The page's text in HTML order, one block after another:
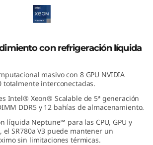
con refrigeración líquida
masivo con 8 GPU NVIDIA
totalmente interconectadas.
Intel® Xeon® Scalable de 5ª generación
DDR5 y 12 bahías de almacenamiento.
líquida Neptune™ para las CPU, GPU y
el SR780a V3 puede mantener un
sin limitaciones térmicas.